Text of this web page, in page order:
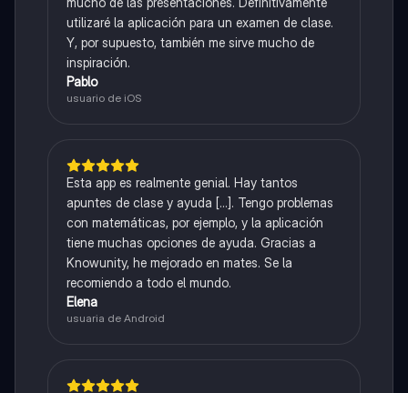
utilizaré la aplicación para un examen de clase.
Y, por supuesto, también me sirve mucho de
inspiración.
Pablo
usuario de iOS
Esta app es realmente genial. Hay tantos
apuntes de clase y ayuda [...]. Tengo problemas
con matemáticas, por ejemplo, y la aplicación
tiene muchas opciones de ayuda. Gracias a
Knowunity, he mejorado en mates. Se la
recomiendo a todo el mundo.
Elena
usuaria de Android